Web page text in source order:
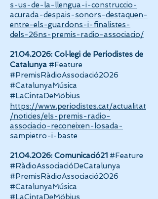
s-us-de-la-llengua-i-construccio-
acurada-despais-sonors-destaquen-
entre-els-guardons-i-finalistes-
dels-26ns-premis-radio-associacio/
21.04.2026: Col·legi de Periodistes de
Catalunya #Feature
#PremisRàdioAssociació2026
#CatalunyaMúsica
#LaCintaDeMöbius
https://www.periodistes.cat/actualitat
/noticies/els-premis-radio-
associacio-reconeixen-losada-
sampietro-i-baste
21.04.2026: Comunicació21 #Feature
#RàdioAssociacióDeCatalunya
#PremisRàdioAssociació2026
#CatalunyaMúsica
#LaCintaDeMöbius